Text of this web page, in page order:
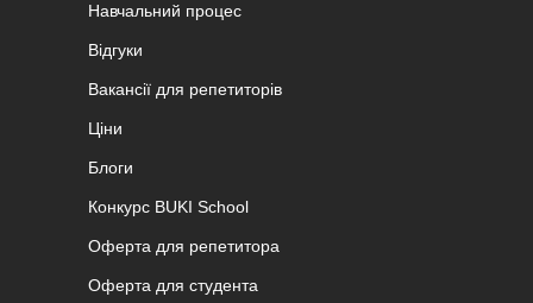
Навчальний процес
Відгуки
Вакансії для репетиторів
Ціни
Блоги
Конкурс BUKI School
Оферта для репетитора
Оферта для студента